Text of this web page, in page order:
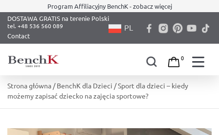
content
Program Affiliacyjny BenchK - zobacz więcej
DOSTAWA GRATIS na terenie Polski
Contact
PL
0
Strona główna /BenchK dla Dzieci / Sport dla dzieci – kiedy
możemy zapisać dziecko na zajęcia sportowe?